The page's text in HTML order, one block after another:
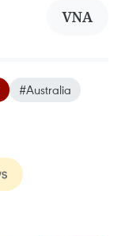
VNA
#Australia